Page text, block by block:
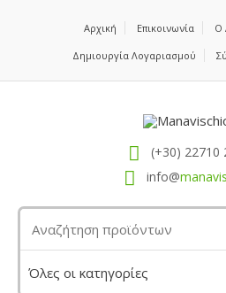
Αρχική Επικοινωνία Ο
Δημιουργία Λογαριασμού
(+30) 22710
info@